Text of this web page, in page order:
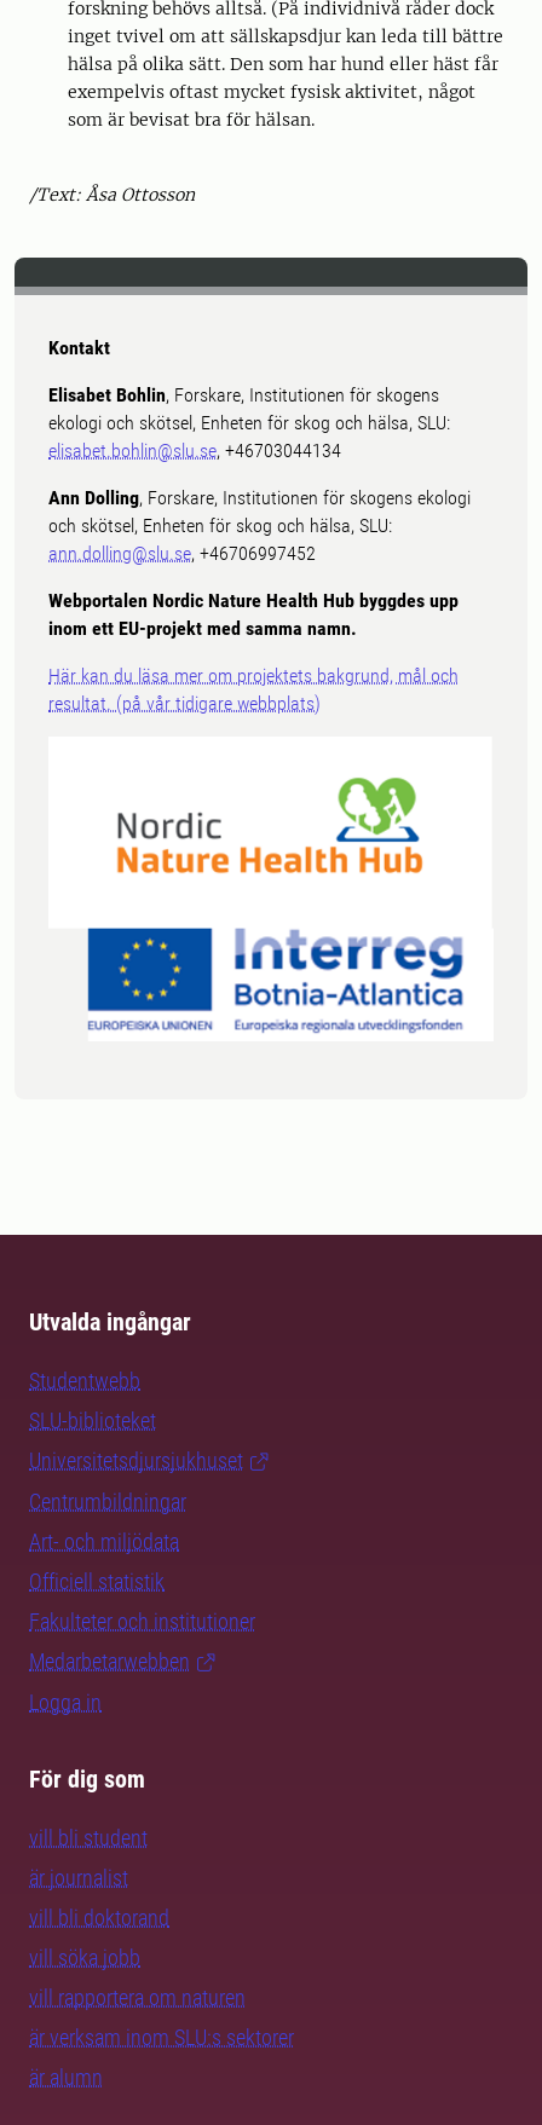
forskning behövs alltså. (På individnivå råder dock
inget tvivel om att sällskapsdjur kan leda till bättre
hälsa på olika sätt. Den som har hund eller häst får
exempelvis oftast mycket fysisk aktivitet, något
som är bevisat bra för hälsan.
/Text: Åsa Ottosson
Kontakt
Elisabet Bohlin, Forskare, Institutionen för skogens
ekologi och skötsel, Enheten för skog och hälsa, SLU:
elisabet.bohlin@slu.se, +46703044134
Ann Dolling, Forskare, Institutionen för skogens ekologi
och skötsel, Enheten för skog och hälsa, SLU:
ann.dolling@slu.se, +46706997452
Webportalen Nordic Nature Health Hub byggdes upp
inom ett EU-projekt med samma namn.
Här kan du läsa mer om projektets bakgrund, mål och
resultat. (på vår tidigare webbplats)
Utvalda ingångar
Studentwebb
SLU-biblioteket
Universitetsdjursjukhuset
Centrumbildningar
Art- och miljödata
Officiell statistik
Fakulteter och institutioner
Medarbetarwebben
Logga in
För dig som
vill bli student
är journalist
vill bli doktorand
vill söka jobb
vill rapportera om naturen
är verksam inom SLU:s sektorer
är alumn